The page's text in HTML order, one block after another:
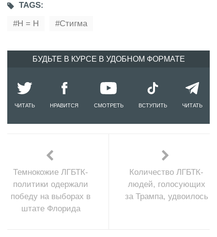
TAGS:
Н = Н
Стигма
БУДЬТЕ В КУРСЕ В УДОБНОМ ФОРМАТЕ
ЧИТАТЬ НРАВИТСЯ СМОТРЕТЬ ВСТУПИТЬ ЧИТАТЬ
Темнокожие ЛГБТК-
политики одержали
победу на выборах в
штате Флорида
Количество ЛГБТК-
людей, голосующих
за Трампа, удвоилось